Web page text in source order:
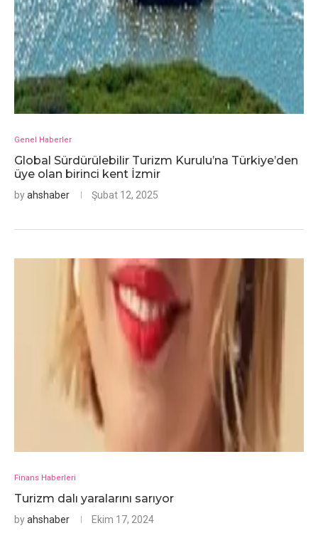
Genel Haberler
Global Sürdürülebilir Turizm Kurulu’na Türkiye’den
üye olan birinci kent İzmir
byahshaber Şubat 12, 2025
Finans Haberleri
Turizm dalı yaralarını sarıyor
byahshaber Ekim 17, 2024